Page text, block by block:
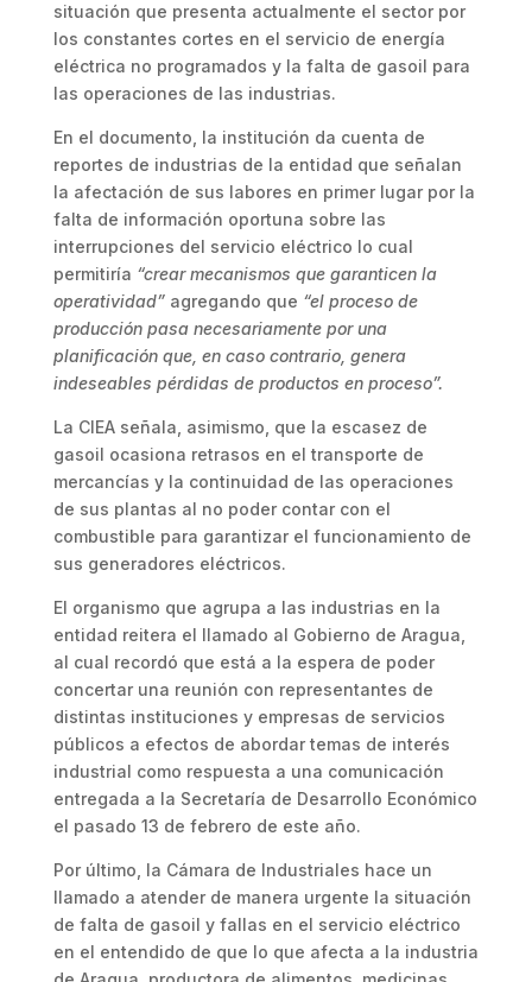
situación que presenta actualmente el sector por
los constantes cortes en el servicio de energía
eléctrica no programados y la falta de gasoil para
las operaciones de las industrias.
En el documento, la institución da cuenta de
reportes de industrias de la entidad que señalan
la afectación de sus labores en primer lugar por la
falta de información oportuna sobre las
interrupciones del servicio eléctrico lo cual
permitiría “crear mecanismos que garanticen la
operatividad” agregando que “el proceso de
producción pasa necesariamente por una
planificación que, en caso contrario, genera
indeseables pérdidas de productos en proceso”.
La CIEA señala, asimismo, que la escasez de
gasoil ocasiona retrasos en el transporte de
mercancías y la continuidad de las operaciones
de sus plantas al no poder contar con el
combustible para garantizar el funcionamiento de
sus generadores eléctricos.
El organismo que agrupa a las industrias en la
entidad reitera el llamado al Gobierno de Aragua,
al cual recordó que está a la espera de poder
concertar una reunión con representantes de
distintas instituciones y empresas de servicios
públicos a efectos de abordar temas de interés
industrial como respuesta a una comunicación
entregada a la Secretaría de Desarrollo Económico
el pasado 13 de febrero de este año.
Por último, la Cámara de Industriales hace un
llamado a atender de manera urgente la situación
de falta de gasoil y fallas en el servicio eléctrico
en el entendido de que lo que afecta a la industria